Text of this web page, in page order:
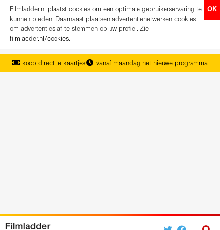
OK
Filmladder.nl plaatst cookies om een optimale gebruikerservaring te
kunnen bieden. Daarnaast plaatsen advertentienetwerken cookies
om advertenties af te stemmen op uw profiel. Zie
filmladder.nl/cookies.
koop direct je kaartjes
vanaf maandag het nieuwe programma
het complete overzicht van Nederland